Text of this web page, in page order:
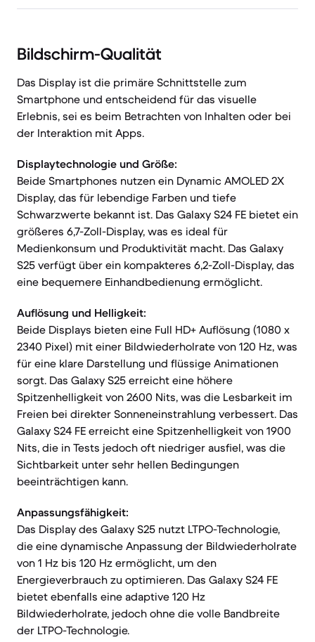
Bildschirm-Qualität
Das Display ist die primäre Schnittstelle zum
Smartphone und entscheidend für das visuelle
Erlebnis, sei es beim Betrachten von Inhalten oder bei
der Interaktion mit Apps.
Displaytechnologie und Größe:
Beide Smartphones nutzen ein Dynamic AMOLED 2X
Display, das für lebendige Farben und tiefe
Schwarzwerte bekannt ist. Das Galaxy S24 FE bietet ein
größeres 6,7-Zoll-Display, was es ideal für
Medienkonsum und Produktivität macht. Das Galaxy
S25 verfügt über ein kompakteres 6,2-Zoll-Display, das
eine bequemere Einhandbedienung ermöglicht.
Auflösung und Helligkeit:
Beide Displays bieten eine Full HD+ Auflösung (1080 x
2340 Pixel) mit einer Bildwiederholrate von 120 Hz, was
für eine klare Darstellung und flüssige Animationen
sorgt. Das Galaxy S25 erreicht eine höhere
Spitzenhelligkeit von 2600 Nits, was die Lesbarkeit im
Freien bei direkter Sonneneinstrahlung verbessert. Das
Galaxy S24 FE erreicht eine Spitzenhelligkeit von 1900
Nits, die in Tests jedoch oft niedriger ausfiel, was die
Sichtbarkeit unter sehr hellen Bedingungen
beeinträchtigen kann.
Anpassungsfähigkeit:
Das Display des Galaxy S25 nutzt LTPO-Technologie,
die eine dynamische Anpassung der Bildwiederholrate
von 1 Hz bis 120 Hz ermöglicht, um den
Energieverbrauch zu optimieren. Das Galaxy S24 FE
bietet ebenfalls eine adaptive 120 Hz
Bildwiederholrate, jedoch ohne die volle Bandbreite
der LTPO-Technologie.